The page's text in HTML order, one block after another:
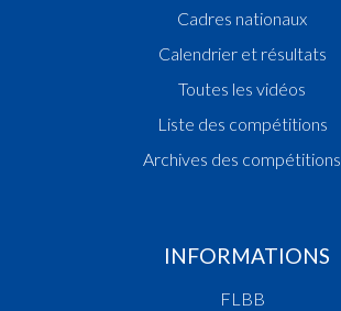
Cadres nationaux
Calendrier et résultats
Toutes les vidéos
Liste des compétitions
Archives des compétitions
INFORMATIONS
FLBB